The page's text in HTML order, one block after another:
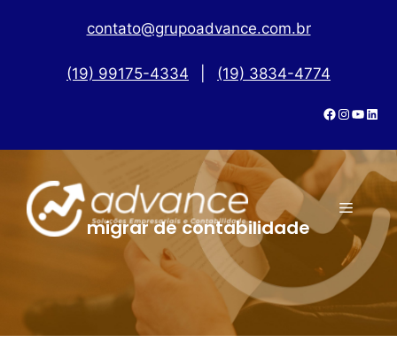
contato@grupoadvance.com.br
(19) 99175-4334 (19) 3834-4774
migrar de contabilidade